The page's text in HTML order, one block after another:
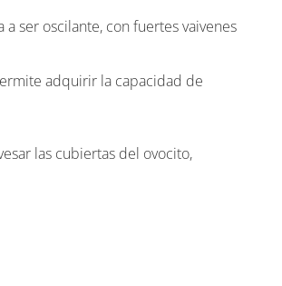
a ser oscilante, con fuertes vaivenes
adquirir la capacidad de
las cubiertas del ovocito,